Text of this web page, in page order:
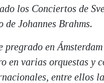
los Conciertos de
Johannes Brahms.
pregrado en
en varias orquestas y
entre ellos